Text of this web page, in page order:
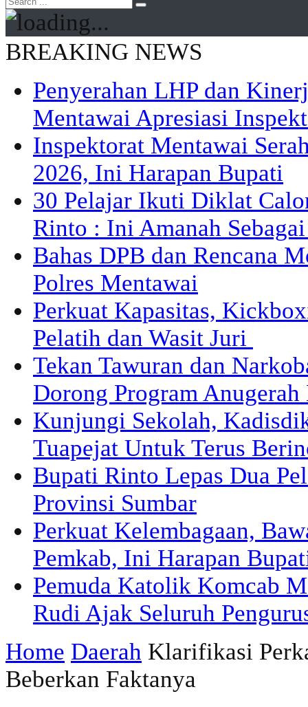
BREAKING NEWS
Penyerahan LHP dan
Mentawai Apresiasi
Inspektorat Mentawai
2026, Ini Harapan Bupati
30 Pelajar Ikuti Diklat
Rinto : Ini Amanah
Bahas DPB dan Rencana
Polres Mentawai
Perkuat Kapasitas,
Pelatih dan Wasit Juri
Tekan Tawuran dan
Dorong Program
Kunjungi Sekolah,
Tuapejat Untuk Terus
Bupati Rinto Lepas Dua
Provinsi Sumbar
Perkuat Kelembagaan,
Pemkab, Ini Harapan
Pemuda Katolik Komcab
Rudi Ajak Seluruh
Home Daerah Klarifikasi
Beberkan Faktanya